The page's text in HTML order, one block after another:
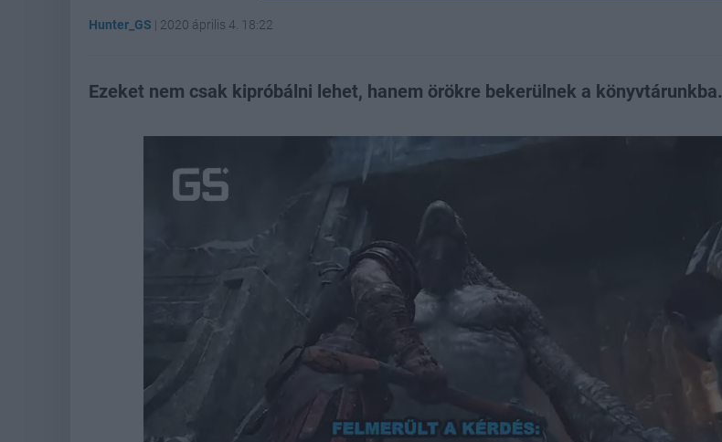
Hunter_GS | 2020 április 4. 18:22
Ezeket nem csak kipróbálni lehet, hanem örökre bekerülnek a könyvtárunkba.